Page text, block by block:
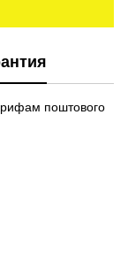
поштового